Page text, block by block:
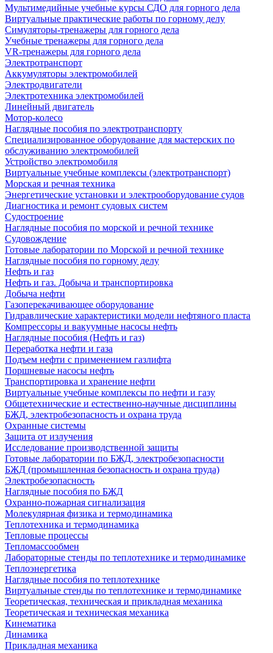
Мультимедийные учебные курсы СДО для горного дела
Виртуальные практические работы по горному делу
Симуляторы-тренажеры для горного дела
Учебные тренажеры для горного дела
VR-тренажеры для горного дела
Электротранспорт
Аккумуляторы электромобилей
Электродвигатели
Электротехника электромобилей
Линейный двигатель
Мотор-колесо
Наглядные пособия по электротранспорту
Специализированное оборудование для мастерских по
обслуживанию электромобилей
Устройство электромобиля
Виртуальные учебные комплексы (электротранспорт)
Морская и речная техника
Энергетические установки и электрооборудование судов
Диагностика и ремонт судовых систем
Судостроение
Наглядные пособия по морской и речной технике
Судовождение
Готовые лаборатории по Морской и речной технике
Наглядные пособия по горному делу
Нефть и газ
Нефть и газ. Добыча и транспортировка
Добыча нефти
Газоперекачивающее оборудование
Гидравлические характеристики модели нефтяного пласта
Компрессоры и вакуумные насосы нефть
Наглядные пособия (Нефть и газ)
Переработка нефти и газа
Подъем нефти с применением газлифта
Поршневые насосы нефть
Транспортировка и хранение нефти
Виртуальные учебные комплексы по нефти и газу
Общетехнические и естественно-научные дисциплины
БЖД, электробезопасность и охрана труда
Охранные системы
Защита от излучения
Исследование производственной защиты
Готовые лаборатории по БЖД, электробезопасности
БЖД (промышленная безопасность и охрана труда)
Электробезопасность
Наглядные пособия по БЖД
Охранно-пожарная сигнализация
Молекулярная физика и термодинамика
Теплотехника и термодинамика
Тепловые процессы
Тепломассообмен
Лабораторные стенды по теплотехнике и термодинамике
Теплоэнергетика
Наглядные пособия по теплотехнике
Виртуальные стенды по теплотехнике и термодинамике
Теоретическая, техническая и прикладная механика
Теоретическая и техническая механика
Кинематика
Динамика
Прикладная механика